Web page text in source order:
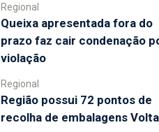
Regional
Queixa apresentada fora do
prazo faz cair condenação
violação
Regional
Região possui 72 pontos de
recolha de embalagens Volta